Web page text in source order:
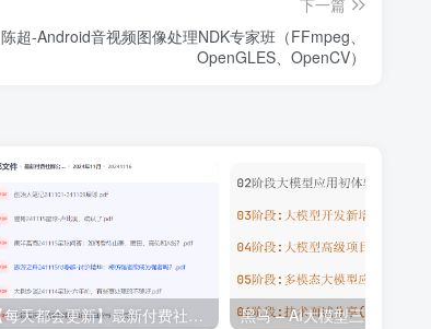
陈超-Android音视频图像处理NDK专家班（FFmpeg、
OpenGLES、OpenCV）
【每天都会更新】最新付费社群公众号文章 黑马 – AI大模型三期（无秘）